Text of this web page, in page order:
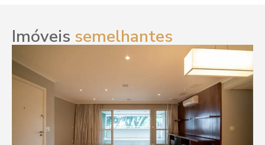
Imóveis semelhantes